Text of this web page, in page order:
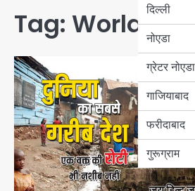
दिल्ली
नोएडा
ग्रेटर नोएडा
गाजियाबाद
फरीदाबाद
गुरूग्राम
Tag: World’s